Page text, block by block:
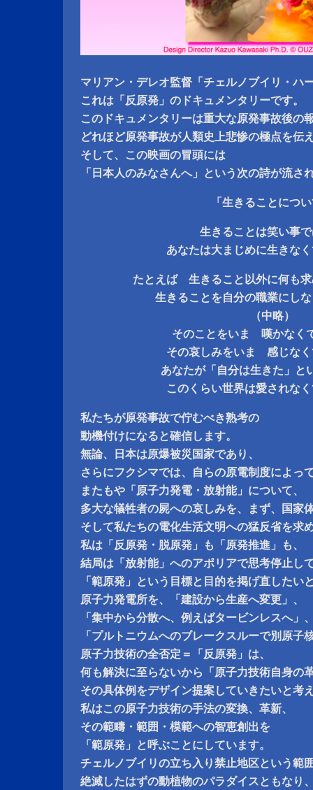
マリアン・デレオ監督「チェルノブイリ・ハ
これは「反原発」のドキュメンタリーです。
このドキュメンタリーは重大な原発事故後の
どれほど原発事故が人類史上悲惨の極点を伝
そして、この映画の冒頭には
「日本人のみなさんへ」という次の詩が流さ
「生きることにつ
生きることは笑い事
あなたは大まじめに生きな
たとえば 生きること以外に何も
生きることを自分の職業にし
（中略）
そのことをいま 嘆かなく
その哀しみをいま 感じなく
あなたが「自分は生きた」と
このくらい世界は愛されな
私たちが原発事故で佇むべき熟考の
動機付けになると確信します。
無論、日本は原爆被災国家であり、
さらにフクシマでは、自らの原電制度によっ
またもや「原子力発電・放射能」について、
多大な犠牲者の屍への哀しみを、まず、国家
そして私たちの電化生活文明への猛反省を求
私は「反原発・脱原発」も「原発推進」も、
結局は「放射能」へのアポリアで思考停止し
「範原発」という目標と目的を掲げ直したい
原子力発電所を、「建設から生産へ変更」、
「集中から分散へ、例えばタービンレスへ」
「プルトニウムへのブレークスルーで別原子
原子力技術の全否定＝「反原発」は、
何も解決に至らないから「原子力技術自身の
その具体例をデザイン提案していきたいと考
私はこの原子力技術の手法の変換、革新、
その範疇・範囲・模範への智恵創出を
「範原発」と呼ぶことにしています。
チェルノブイリの立ち入り禁止地区という範
絶滅したはずの動植物のパラダイスともなり